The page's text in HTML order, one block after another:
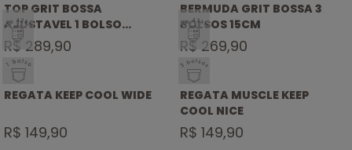
SELO
ATÉ
42KM
TOP GRIT BOSSA
AJUSTAVEL 1 BOLSO
NADADOR
R$ 289,90
SELO
ATÉ
42KM
BERMUDA GRIT BOSSA 3
BOLSOS 15CM
R$ 269,90
REGATA KEEP COOL WIDE
R$ 149,90
REGATA MUSCLE KEEP
COOL NICE
R$ 149,90